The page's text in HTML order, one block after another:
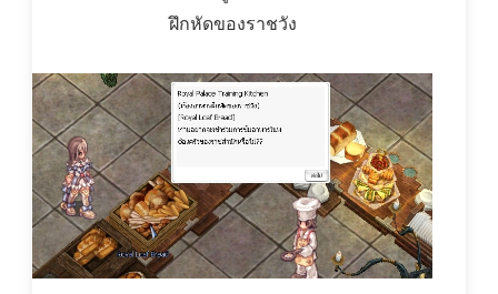
ฝึกหัดของราชวัง